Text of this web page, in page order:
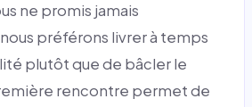
ne promis jamais
préférons livrer à temps
plutôt que de bâcler le
rencontre permet de